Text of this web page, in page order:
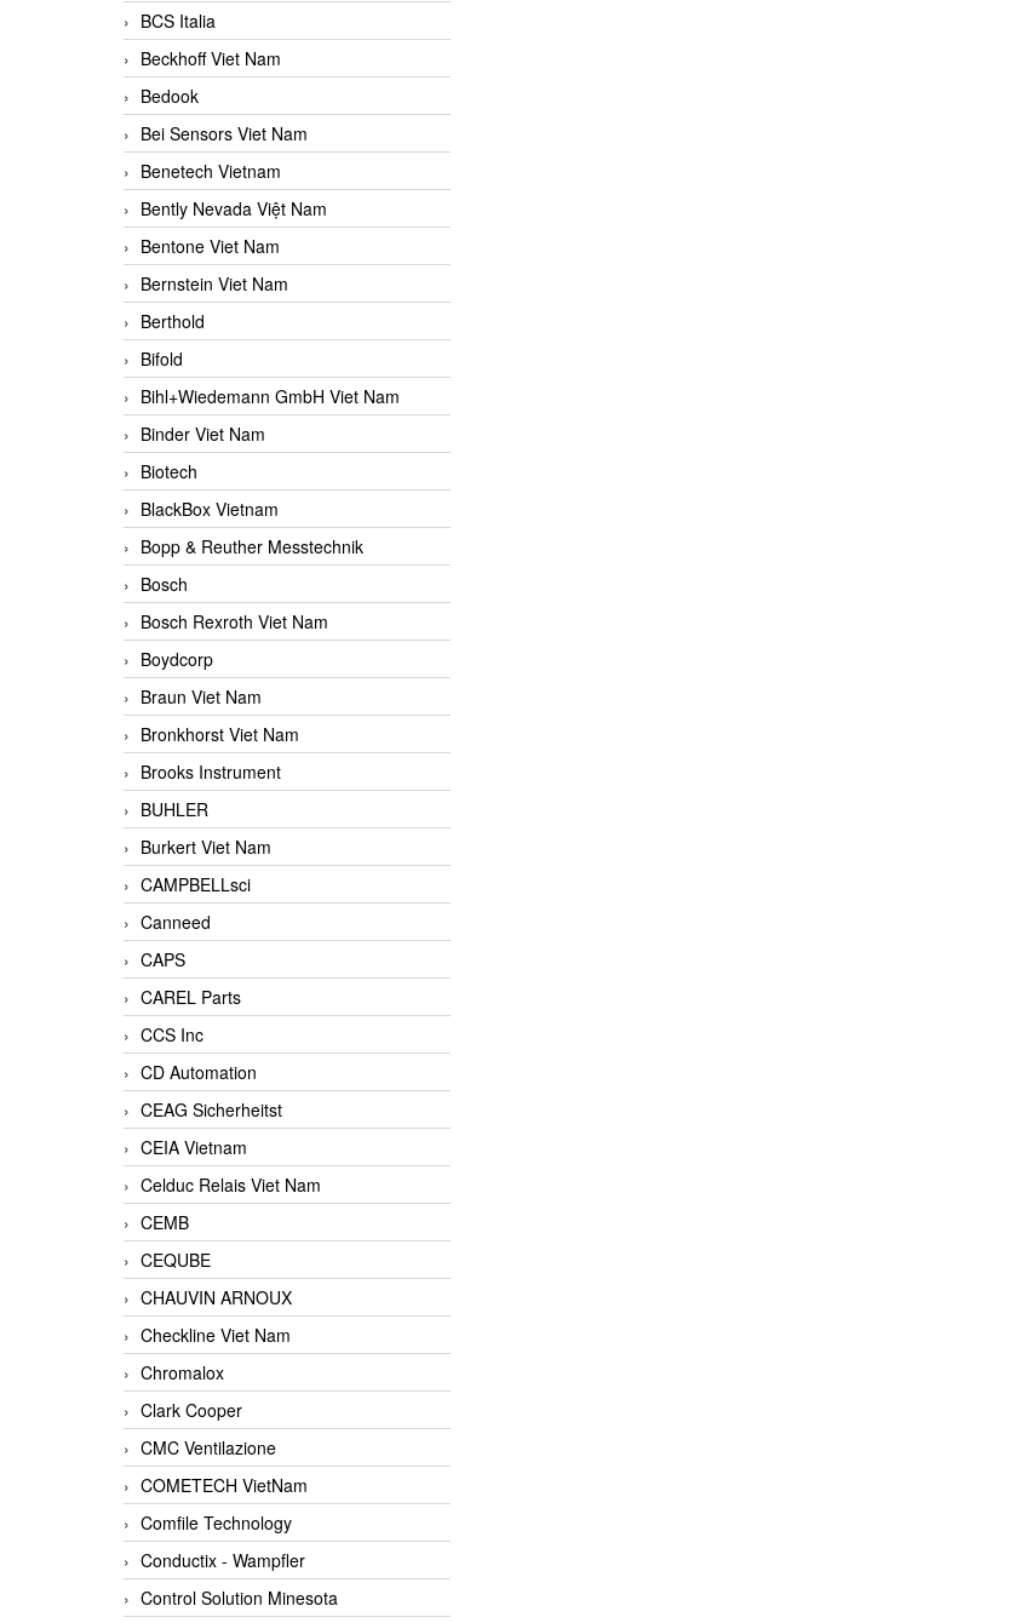
BCS Italia
Beckhoff Viet Nam
Bedook
Bei Sensors Viet Nam
Benetech Vietnam
Bently Nevada Việt Nam
Bentone Viet Nam
Bernstein Viet Nam
Berthold
Bifold
Bihl+Wiedemann GmbH Viet Nam
Binder Viet Nam
Biotech
BlackBox Vietnam
Bopp & Reuther Messtechnik
Bosch
Bosch Rexroth Viet Nam
Boydcorp
Braun Viet Nam
Bronkhorst Viet Nam
Brooks Instrument
BUHLER
Burkert Viet Nam
CAMPBELLsci
Canneed
CAPS
CAREL Parts
CCS Inc
CD Automation
CEAG Sicherheitst
CEIA Vietnam
Celduc Relais Viet Nam
CEMB
CEQUBE
CHAUVIN ARNOUX
Checkline Viet Nam
Chromalox
Clark Cooper
CMC Ventilazione
COMETECH VietNam
Comfile Technology
Conductix - Wampfler
Control Solution Minesota